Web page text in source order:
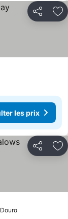
Partager
les prix
Partager